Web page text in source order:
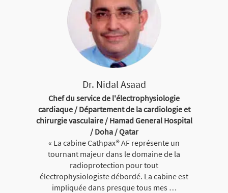
Dr. Nidal Asaad
Chef du service de l'électrophysiologie
cardiaque / Département de la cardiologie et
chirurgie vasculaire / Hamad General Hospital
/ Doha / Qatar
« La cabine Cathpax® AF représente un
tournant majeur dans le domaine de la
radioprotection pour tout
électrophysiologiste débordé. La cabine est
impliquée dans presque tous mes …